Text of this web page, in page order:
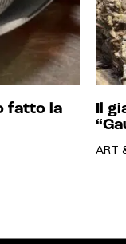
fatto la
Il
ART